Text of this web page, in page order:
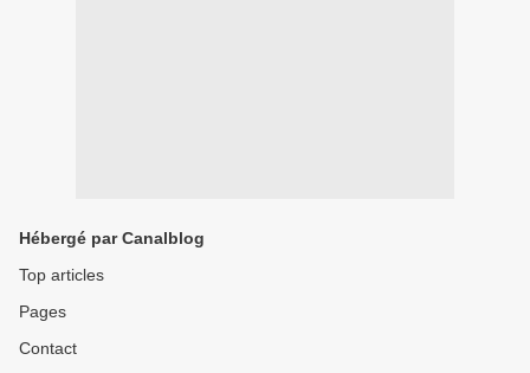
Hébergé par Canalblog
Top articles
Pages
Contact